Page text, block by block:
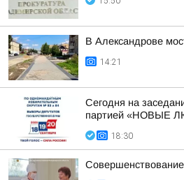
В Александрове
14:21
Сегодня на
партией «НОВЫЕ
18:30